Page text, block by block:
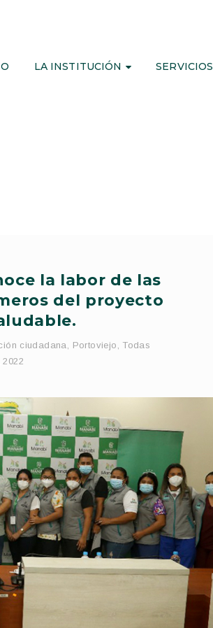
LA INSTITUCIÓN SERVICIOS
la labor de las
del proyecto
ciudadana, Portoviejo , Todas